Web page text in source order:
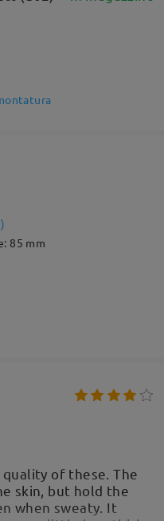
)
85 mm
of these. The
skin, but hold the
when sweaty. It